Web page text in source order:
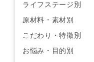
ライフステージ別
原材料・素材別
こだわり・特徴別
お悩み・目的別